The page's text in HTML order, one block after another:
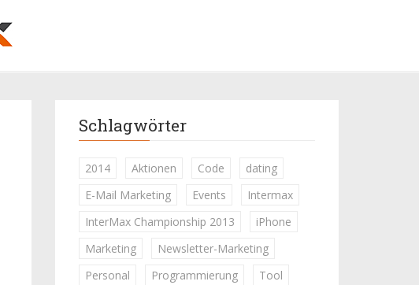
Schlagwörter
2014 Aktionen Code
dating
E-Mail Marketing
Events
Intermax
InterMax Championship 2013
iPhone
Marketing
Newsletter-Marketing
Personal
Programmierung
Tool